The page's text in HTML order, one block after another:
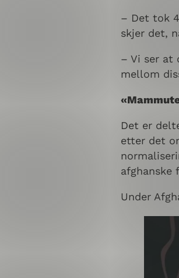
– Det tok
skjer det,
– Vi ser at
mellom
Det er
etter det
afghanske
Under